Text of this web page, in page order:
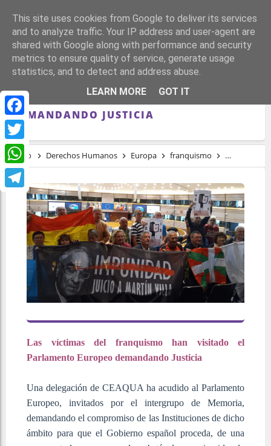
Facebook
Twitter
WhatsApp
Telegram
LAS VÍCTIMAS DEL FRANQUISMO HAN
VISITADO EL PARLAMENTO EUROPEO
DEMANDANDO JUSTICIA
Inicio Derechos Humanos Europa franquismo Justicia
Las víctimas del franquismo han visitado el
Parlamento Europeo demandando Justicia
Una delegación de CEAQUA ha acudido al Parlamento
Europeo, invitados por el intergrupo de Memoria,
demandando el compromiso de las Instituciones de dicho
ámbito para que el Gobierno español proceda, de una
This site uses cookies from Google to deliver its services
and to analyze traffic. Your IP address and user-agent are
shared with Google along with performance and security
metrics to ensure quality of service, generate usage
statistics, and to detect and address abuse.
LEARN MORE
GOT IT